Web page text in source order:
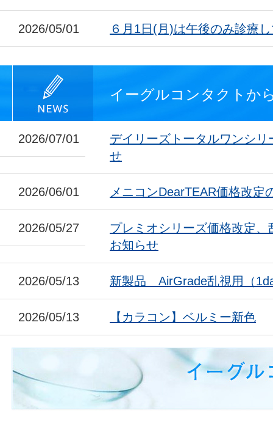
2026/05/01 ６月1日(月)は午後のみ診療
イーグルコンタクトか
2026/07/01
デイリーズトータルワンシ
せ
2026/06/01 メニコンDearTEAR価格改定
2026/05/27
プレミオシリーズ価格改定
お知らせ
2026/05/13 新製品 AirGrade乱視用（
2026/05/13 【カラコン】ベルミー新色